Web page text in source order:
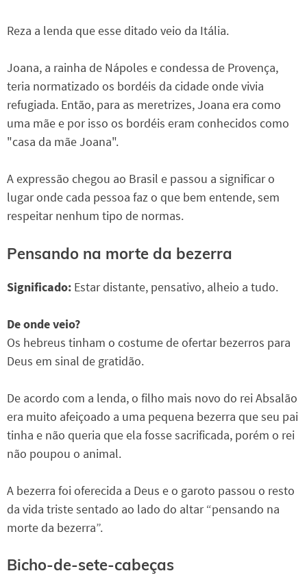
Reza a lenda que esse ditado veio da Itália.
Joana, a rainha de Nápoles e condessa de Provença,
teria normatizado os bordéis da cidade onde vivia
refugiada. Então, para as meretrizes, Joana era como
uma mãe e por isso os bordéis eram conhecidos como
"casa da mãe Joana".
A expressão chegou ao Brasil e passou a significar o
lugar onde cada pessoa faz o que bem entende, sem
respeitar nenhum tipo de normas.
Pensando na morte da bezerra
Significado: Estar distante, pensativo, alheio a tudo.
De onde veio?
Os hebreus tinham o costume de ofertar bezerros para
Deus em sinal de gratidão.
De acordo com a lenda, o filho mais novo do rei Absalão
era muito afeiçoado a uma pequena bezerra que seu pai
tinha e não queria que ela fosse sacrificada, porém o rei
não poupou o animal.
A bezerra foi oferecida a Deus e o garoto passou o resto
da vida triste sentado ao lado do altar “pensando na
morte da bezerra”.
Bicho-de-sete-cabeças